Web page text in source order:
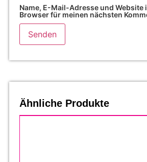
Name, E-Mail-Adresse und Website
Browser für meinen nächsten
Ähnliche Produkte